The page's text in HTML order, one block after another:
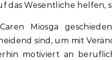
das Wesentliche helfen,
Miosga
sind, um mit
motiviert an